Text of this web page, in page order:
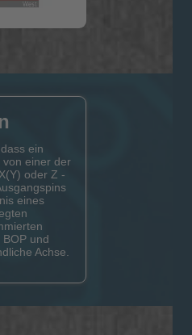
ein
von einer der
oder Z -
eines
und
Achse.